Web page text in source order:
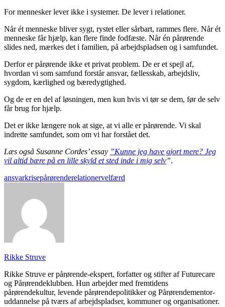
For mennesker lever ikke i systemer. De lever i relationer.
Når ét menneske bliver sygt, rystet eller sårbart, rammes flere. Når ét
menneske får hjælp, kan flere finde fodfæste. Når én pårørende
slides ned, mærkes det i familien, på arbejdspladsen og i samfundet.
Derfor er pårørende ikke et privat problem. De er et spejl af,
hvordan vi som samfund forstår ansvar, fællesskab, arbejdsliv,
sygdom, kærlighed og bæredygtighed.
Og de er en del af løsningen, men kun hvis vi tør se dem, før de selv
får brug for hjælp.
Det er ikke længere nok at sige, at vi alle er pårørende. Vi skal
indrette samfundet, som om vi har forstået det.
Læs også Susanne Cordes’ essay ”Kunne jeg have gjort mere? Jeg
vil altid bære på en lille skyld et sted inde i mig selv”.
ansvarkrisepårørenderelationervelfærd
Rikke Struve
Rikke Struve er pårørende-ekspert, forfatter og stifter af Futurecare
og Pårørendeklubben. Hun arbejder med fremtidens
pårørendekultur, levende pårørendepolitikker og Pårørendementor-
uddannelse på tværs af arbejdspladser, kommuner og organisationer.